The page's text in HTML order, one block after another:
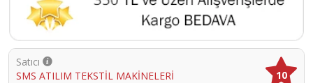
Satıcı
SMS ATILIM TEKSTİL MAKİNELERİ
10